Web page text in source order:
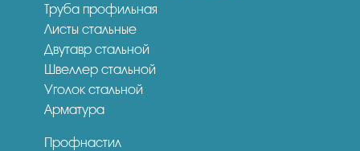
Труба профильная
Листы стальные
Двутавр стальной
Швеллер стальной
Уголок стальной
Арматура
Профнастил